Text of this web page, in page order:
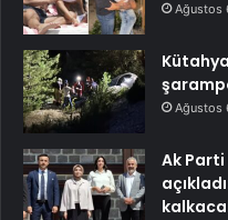
Ağustos
Ağustos
Ak Parti